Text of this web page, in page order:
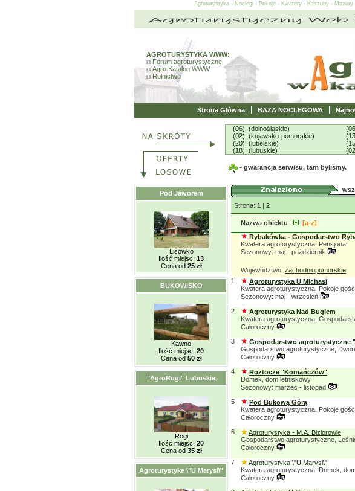
Agroturystyka - Noclegi - Pokoje - Kwatery - Kaszuby -
AGROTURYSTYKA WWW:
Forum agroturystyczne
Agro Katalog WWW
Rolnictwo
Strona Główna BAZA NOCLEGOWA
(06) (dolnośląskie)
(02) (kujawsko-pomorskie)
(20) (lubelskie)
(18) (lubuskie)
- gwarancja serwisu, tam byliśmy.
Pod Jaworem
Lisowko
Ilość miejsc: 13
Cena od 25 zł
BUKOWISKO
Kawno
Ilość miejsc: 20
Cena od 50 zł
"AgroRogi" Lubuskie
Rogi
Ilość miejsc: 20
Cena od 35 zł
Agroturystyka \"U Marysi\"
Strona: 1 | 2
Nazwa obiektu [a-z]
Rybakówka - Gospodarstwo
Kwatera agroturystyczna, Pensjonat
Sezonowy: maj - październik
Województwo: zachodniopomorskie
1
Agroturystyka U Michasi
Kwatera agroturystyczna, Pokoje
Sezonowy: maj - wrzesień
2
Agroturystyka Nad Bugiem
Kwatera agroturystyczna,
Całoroczny
3
Gospodarstwo agroturystyczne
Gospodarstwo agroturystyczne,
Całoroczny
4
Roztocze "Komańczów"
Domek, dom letniskowy
Sezonowy: marzec - listopad
5
Pod Bukową Górą
Kwatera agroturystyczna, Pokoje
Całoroczny
6
Agroturystyka - M.A. Biziorowie
Gospodarstwo agroturystyczne,
Całoroczny
7
Agroturystyka \"U Marysi\"
Kwatera agroturystyczna, Domek,
Całoroczny